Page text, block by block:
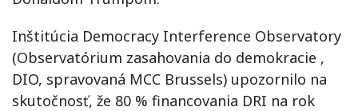
Inštitúcia Democracy Interference Observatory
(Observatórium zasahovania do demokracie ,
DIO, spravovaná MCC Brussels) upozornilo na
skutočnosť, že 80 % financovania DRI na rok